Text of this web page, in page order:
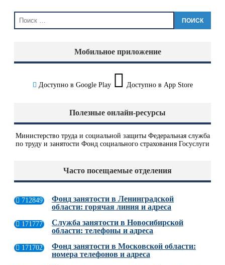
ПОИСК
Мобильное приложение
Доступно в Google Play Доступно в App Store
Полезные онлайн-ресурсы
Министерство труда и социальной защиты Федеральная служба
по труду и занятости Фонд социального страхования Госуслуги
Часто посещаемые отделения
712849
Фонд занятости в Ленинградской
области: горячая линия и адреса
171777
Служба занятости в Новосибирской
области: телефоны и адреса
171702
Фонд занятости в Московской области:
номера телефонов и адреса